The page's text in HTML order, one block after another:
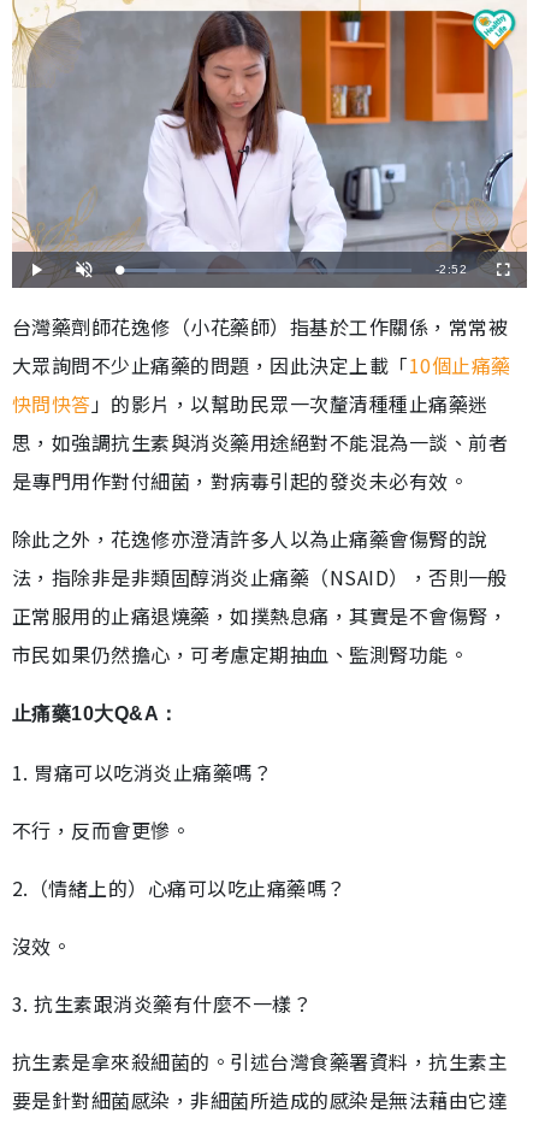
播
放
開
啟
載
入
:
1
.
8
%
剩
間
-2:52
全
螢
台灣藥劑師花逸修（小花藥師）指基於工作關係，常常被
大眾詢問不少止痛藥的問題，因此決定上載「10個止痛藥
快問快答」的影片，以幫助民眾一次釐清種種止痛藥迷
思，如強調抗生素與消炎藥用途絕對不能混為一談、前者
是專門用作對付細菌，對病毒引起的發炎未必有效。
除此之外，花逸修亦澄清許多人以為止痛藥會傷腎的說
法，指除非是非類固醇消炎止痛藥（NSAID），否則一般
正常服用的止痛退燒藥，如撲熱息痛，其實是不會傷腎，
市民如果仍然擔心，可考慮定期抽血、監測腎功能。
止痛藥10大Q&A：
1. 胃痛可以吃消炎止痛藥嗎？
不行，反而會更慘。
2.（情緒上的）心痛可以吃止痛藥嗎？
沒效。
3. 抗生素跟消炎藥有什麼不一樣？
抗生素是拿來殺細菌的。引述台灣食藥署資料，抗生素主
要是針對細菌感染，非細菌所造成的感染是無法藉由它達